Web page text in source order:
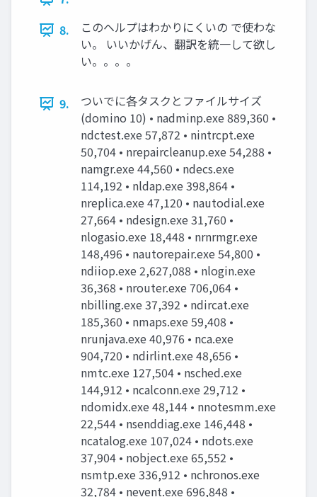
8.
このヘルプはわかりにくいの で使わな
い。 いいかげん、翻訳を統一して欲し
い。。。。
9.
ついでに各タスクとファイルサイズ
(domino 10) • nadminp.exe 889,360 •
ndctest.exe 57,872 • nintrcpt.exe
50,704 • nrepaircleanup.exe 54,288 •
namgr.exe 44,560 • ndecs.exe
114,192 • nldap.exe 398,864 •
nreplica.exe 47,120 • nautodial.exe
27,664 • ndesign.exe 31,760 •
nlogasio.exe 18,448 • nrnrmgr.exe
148,496 • nautorepair.exe 54,800 •
ndiiop.exe 2,627,088 • nlogin.exe
36,368 • nrouter.exe 706,064 •
nbilling.exe 37,392 • ndircat.exe
185,360 • nmaps.exe 59,408 •
nrunjava.exe 40,976 • nca.exe
904,720 • ndirlint.exe 48,656 •
nmtc.exe 127,504 • nsched.exe
144,912 • ncalconn.exe 29,712 •
ndomidx.exe 48,144 • nnotesmm.exe
22,544 • nsenddiag.exe 146,448 •
ncatalog.exe 107,024 • ndots.exe
37,904 • nobject.exe 65,552 •
nsmtp.exe 336,912 • nchronos.exe
32,784 • nevent.exe 696,848 •